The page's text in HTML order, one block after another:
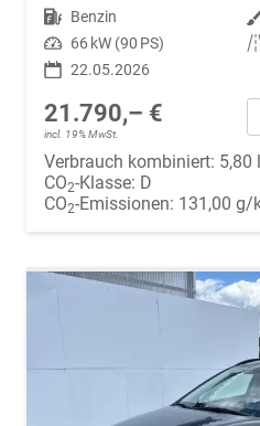
Kraftstoff Benzin
Leistung 66 kW (90 PS)
22.05.2026
21.790,– €
incl. 19% MwSt.
Verbrauch kombiniert: 5,80
CO2-Klasse: D
CO2-Emissionen: 131,00 g/